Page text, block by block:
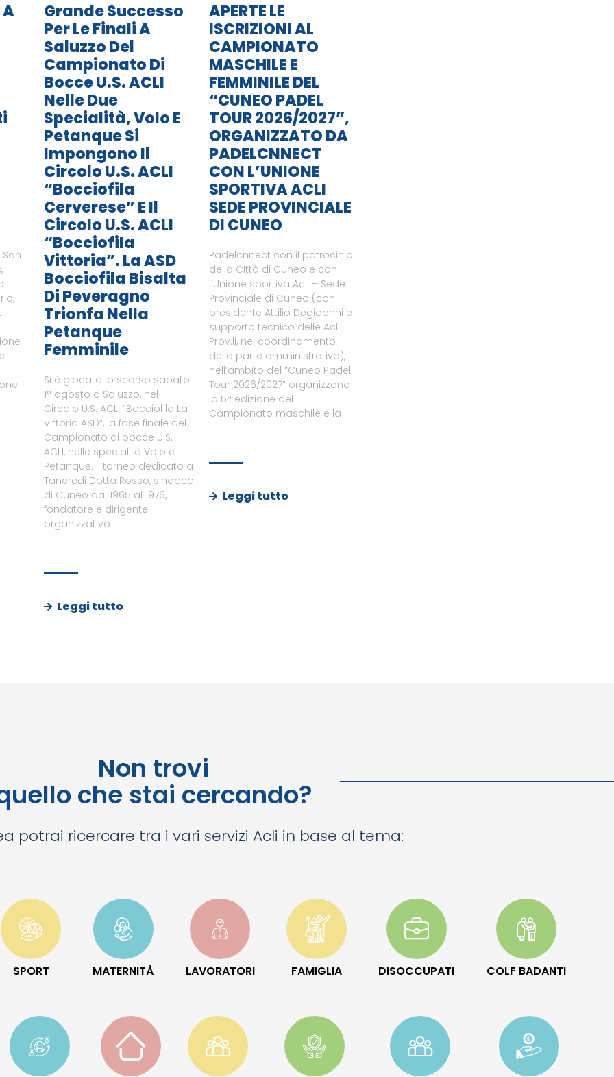
Grande Successo
Per Le Finali A
Saluzzo Del
Campionato Di
Bocce U.S. ACLI
Nelle Due
Specialità, Volo E
Petanque Si
Impongono Il
Circolo U.S. ACLI
“Bocciofila
Cerverese” E Il
Circolo U.S. ACLI
“Bocciofila
Vittoria”. La ASD
Bocciofila Bisalta
Di Peveragno
Trionfa Nella
Petanque
Femminile
Si è giocata lo scorso sabato
1° agosto a Saluzzo, nel
Circolo U.S. ACLI “Bocciofila La
Vittoria ASD”, la fase finale del
Campionato di bocce U.S.
ACLI, nelle specialità Volo e
Petanque. Il torneo dedicato a
Tancredi Dotta Rosso, sindaco
di Cuneo dal 1965 al 1976,
fondatore e dirigente
organizzativo
Leggi tutto
APERTE LE
ISCRIZIONI AL
CAMPIONATO
MASCHILE E
FEMMINILE DEL
“CUNEO PADEL
TOUR 2026/2027”,
ORGANIZZATO DA
PADELCNNECT
CON L’UNIONE
SPORTIVA ACLI
SEDE PROVINCIALE
DI CUNEO
Padelcnnect con il patrocinio
della Città di Cuneo e con
l’Unione sportiva Acli – Sede
Provinciale di Cuneo (con il
presidente Attilio Degioanni e il
supporto tecnico delle Acli
Prov.li, nel coordinamento
della parte amministrativa),
nell’ambito del “Cuneo Padel
Tour 2026/2027” organizzano
la 5° edizione del
Campionato maschile e la
Leggi tutto
Non trovi
che stai cercando?
potrai ricercare tra i vari servizi Acli in base al tema:
SPORT MATERNITÀ LAVORATORI FAMIGLIA DISOCCUPATI COLF BADANTI